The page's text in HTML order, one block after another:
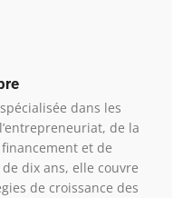
dans les
de la
et de
dix ans, elle couvre
de croissance des